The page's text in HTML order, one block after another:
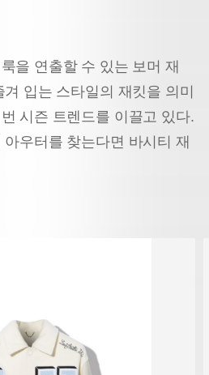
을 연출할 수 있는 보머 재
입는 스타일의 재킷을 의미
시즌 트렌드를 이끌고 있다.
우터를 찾는다면 바시티 재